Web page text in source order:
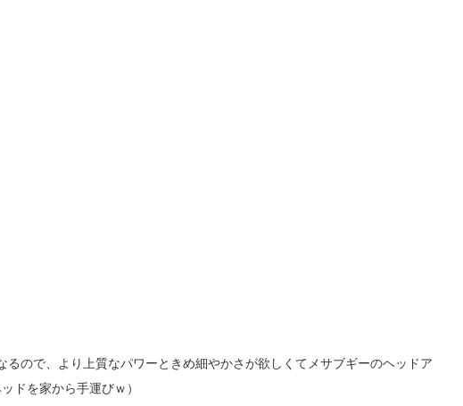
るので、より上質なパワーときめ細やかさが欲しくてメサブギーのヘッドア
ドを家から手運びｗ）